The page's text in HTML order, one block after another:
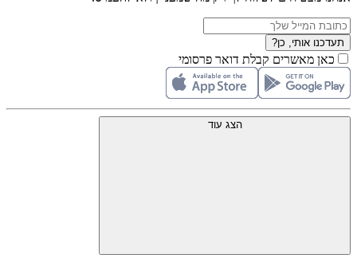
תעדכנו אותי, כן?
כאן מאשרים קבלת דואר פרסומי
הצג עוד